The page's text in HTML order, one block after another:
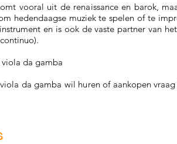
vooral uit de renaissance en barok,
hedendaagse muziek te spelen of te
en is ook de vaste partner van
da gamba
da gamba wil huren of aankopen